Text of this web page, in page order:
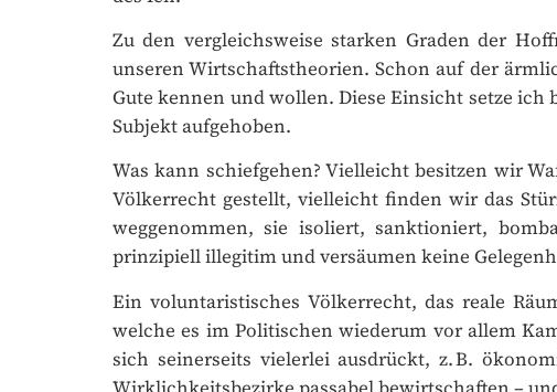
Zu den vergleichsweise starken Graden der
unseren Wirtschaftstheorien. Schon auf der
Gute kennen und wollen. Diese Einsicht setze ich
Subjekt aufgehoben.
Was kann schiefgehen? Vielleicht besitzen wir
Völkerrecht gestellt, vielleicht finden wir das
weggenommen, sie isoliert, sanktioniert,
prinzipiell illegitim und versäumen keine
Ein voluntaristisches Völkerrecht, das reale
welche es im Politischen wiederum vor allem
sich seinerseits vielerlei ausdrückt, z. B.
Wirklichkeitsbezirke passabel bewirtschaften –